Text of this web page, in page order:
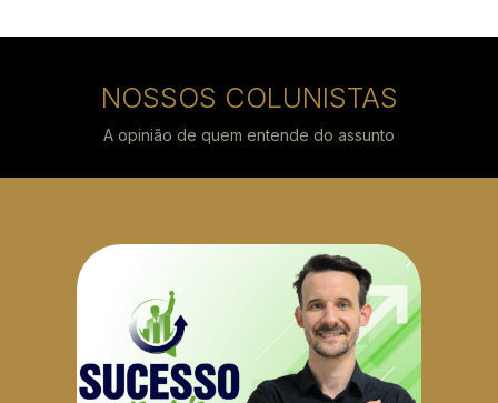
NOSSOS COLUNISTAS
A opinião de quem entende do assunto